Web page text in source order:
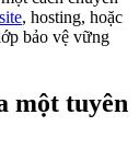
, hosting, hoặc
bảo vệ vững
một tuyên